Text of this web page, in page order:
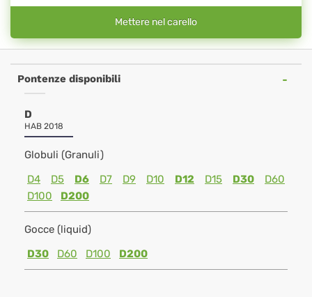
Mettere nel carello
Pontenze disponibili
D
HAB 2018
Globuli (Granuli)
D4
D5 D6 D7 D9 D10 D12 D15 D30
D60
D100
D200
Gocce (liquid)
D30
D60 D100 D200